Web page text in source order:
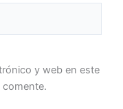
y web en este
comente.